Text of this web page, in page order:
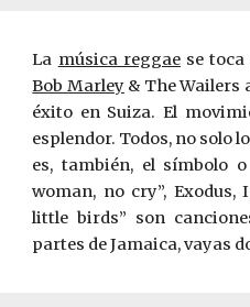
La música reggaese toca
Bob Marley & The Wailers
éxito en Suiza. El
esplendor. Todos, no solo
es, también, el símbolo
woman, no cry”,
little birds” son
partes de Jamaica, vayas